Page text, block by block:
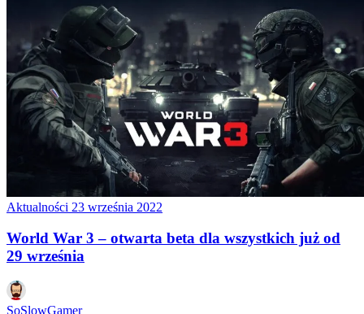
Aktualności 23 września 2022
World War 3 – otwarta beta dla wszystkich już od
29 września
SoSlowGamer